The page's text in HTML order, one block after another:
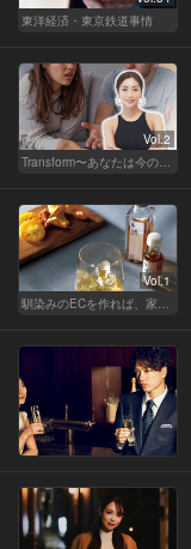
東洋経済・東京鉄道事情
Vol.2
Vol.1